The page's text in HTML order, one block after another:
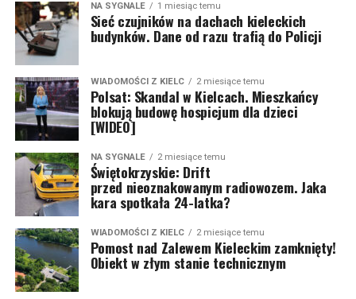
NA SYGNALE 1 miesiąc temu
Sieć czujników na dachach kieleckich
budynków. Dane od razu trafią do Policji
WIADOMOŚCI Z KIELC 2 miesiące temu
Polsat: Skandal w Kielcach. Mieszkańcy
blokują budowę hospicjum dla dzieci
[WIDEO]
NA SYGNALE 2 miesiące temu
Świętokrzyskie: Drift
przed nieoznakowanym radiowozem. Jaka
kara spotkała 24-latka?
WIADOMOŚCI Z KIELC 2 miesiące temu
Pomost nad Zalewem Kieleckim zamknięty!
Obiekt w złym stanie technicznym